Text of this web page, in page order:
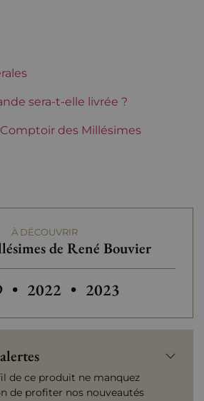
René Bouvier
De 30 à 50 €
sera-t-elle livrée ?
des Millésimes
À DÉCOUVRIR
de René Bouvier
millésimes de René Bouvier
• 2022 • 2023
de ce produit ne manquez
de profiter nos nouveautés